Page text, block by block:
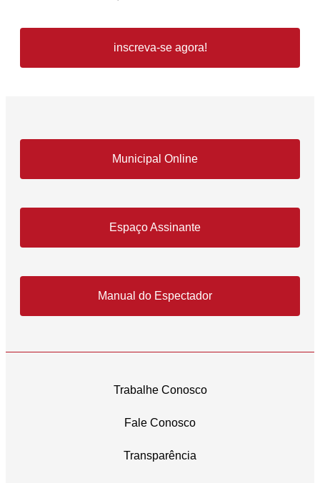
inscreva-se agora!
Municipal Online
Espaço Assinante
Manual do Espectador
Trabalhe Conosco
Fale Conosco
Transparência